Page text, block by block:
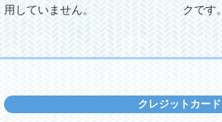
用していません。
クです。
クレジットカード